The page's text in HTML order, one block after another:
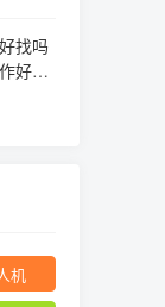
找吗
好找
机